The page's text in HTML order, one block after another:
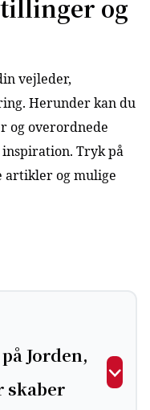
og
vejleder,
Herunder kan du
og overordnede
Tryk på
artikler og mulige
Jorden,
skaber